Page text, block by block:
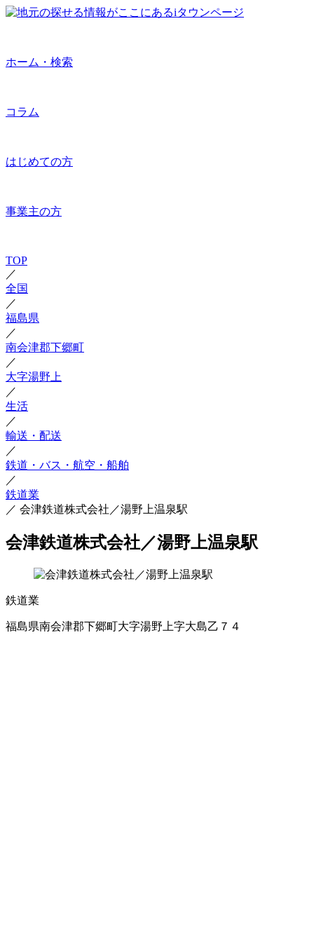
ホーム・検索
コラム
はじめての方
事業主の方
TOP
／
全国
／
福島県
／
南会津郡下郷町
／
大字湯野上
／
生活
／
輸送・配送
／
鉄道・バス・航空・船舶
／
鉄道業
／ 会津鉄道株式会社／湯野上温泉駅
会津鉄道株式会社／湯野上温泉駅
鉄道業
福島県南会津郡下郷町大字湯野上字大島乙７４